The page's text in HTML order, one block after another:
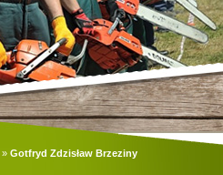
» Gotfryd Zdzisław Brzeziny